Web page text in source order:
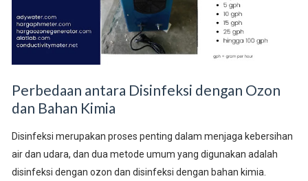
Perbedaan antara Disinfeksi dengan Ozon
dan Bahan Kimia
Disinfeksi merupakan proses penting dalam menjaga kebersihan
air dan udara, dan dua metode umum yang digunakan adalah
disinfeksi dengan ozon dan disinfeksi dengan bahan kimia.